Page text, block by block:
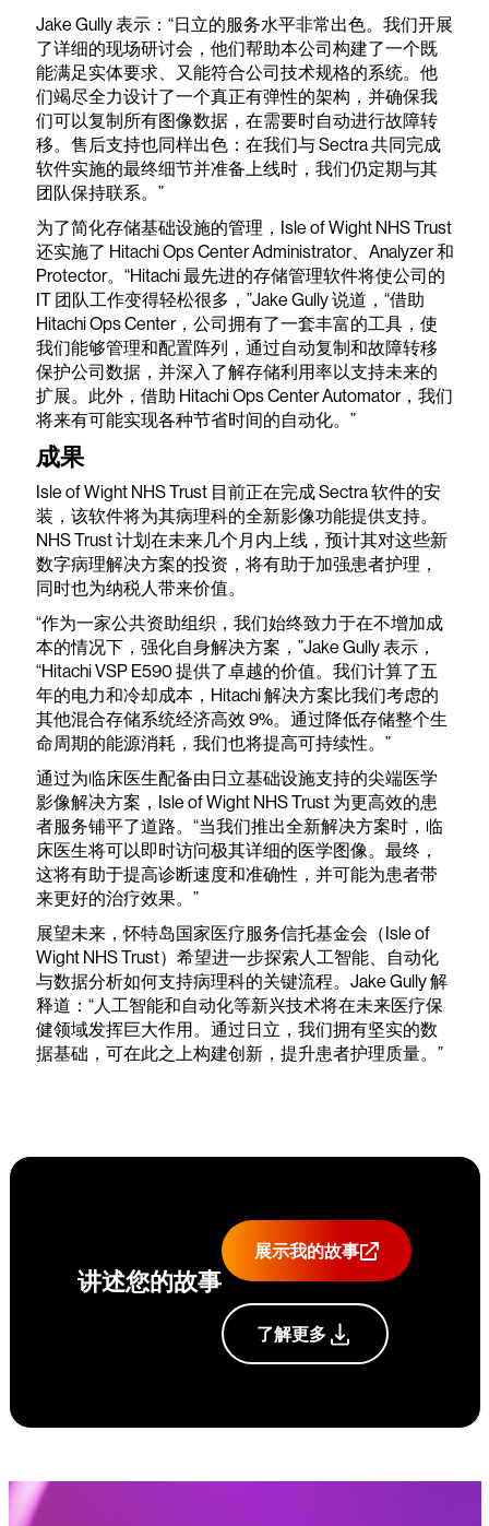
Jake Gully 表示：“日立的服务水平非常出色。我们开展
了详细的现场研讨会，他们帮助本公司构建了一个既
能满足实体要求、又能符合公司技术规格的系统。他
们竭尽全力设计了一个真正有弹性的架构，并确保我
们可以复制所有图像数据，在需要时自动进行故障转
移。售后支持也同样出色：在我们与 Sectra 共同完成
软件实施的最终细节并准备上线时，我们仍定期与其
团队保持联系。”
为了简化存储基础设施的管理，Isle of Wight NHS Trust
还实施了 Hitachi Ops Center Administrator、Analyzer 和
Protector。“Hitachi 最先进的存储管理软件将使公司的
IT 团队工作变得轻松很多，”Jake Gully 说道，“借助
Hitachi Ops Center，公司拥有了一套丰富的工具，使
我们能够管理和配置阵列，通过自动复制和故障转移
保护公司数据，并深入了解存储利用率以支持未来的
扩展。此外，借助 Hitachi Ops Center Automator，我们
将来有可能实现各种节省时间的自动化。”
成果
Isle of Wight NHS Trust 目前正在完成 Sectra 软件的安
装，该软件将为其病理科的全新影像功能提供支持。
NHS Trust 计划在未来几个月内上线，预计其对这些新
数字病理解决方案的投资，将有助于加强患者护理，
同时也为纳税人带来价值。
“作为一家公共资助组织，我们始终致力于在不增加成
本的情况下，强化自身解决方案，”Jake Gully 表示，
“Hitachi VSP E590 提供了卓越的价值。我们计算了五
年的电力和冷却成本，Hitachi 解决方案比我们考虑的
其他混合存储系统经济高效 9%。通过降低存储整个生
命周期的能源消耗，我们也将提高可持续性。”
通过为临床医生配备由日立基础设施支持的尖端医学
影像解决方案，Isle of Wight NHS Trust 为更高效的患
者服务铺平了道路。“当我们推出全新解决方案时，临
床医生将可以即时访问极其详细的医学图像。最终，
这将有助于提高诊断速度和准确性，并可能为患者带
来更好的治疗效果。”
展望未来，怀特岛国家医疗服务信托基金会（Isle of
Wight NHS Trust）希望进一步探索人工智能、自动化
与数据分析如何支持病理科的关键流程。Jake Gully 解
释道：“人工智能和自动化等新兴技术将在未来医疗保
健领域发挥巨大作用。通过日立，我们拥有坚实的数
据基础，可在此之上构建创新，提升患者护理质量。”
讲述您的故事
展示我的故事
了解更多